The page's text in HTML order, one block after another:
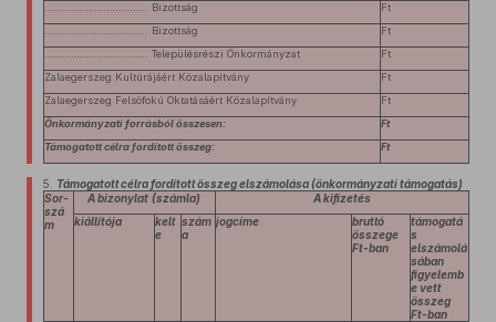
…………………………….. Bizottság
Ft
…………………………….. Bizottság
Ft
…………………………….. Településrészi Önkormányzat
Ft
Zalaegerszeg Kultúrájáért Közalapítvány
Ft
Zalaegerszeg Felsőfokú Oktatásáért Közalapítvány
Ft
Önkormányzati forrásból összesen:
Ft
Támogatott célra fordított összeg:
Ft
5.
Támogatott célra fordított összeg elszámolása (önkormányzati támogatás)
Sor-
szá
m
A bizonylat (számla)
A kifizetés
kiállítója
kelt
e
szám
a
jogcíme
bruttó
összege
Ft-ban
támogatá
s
elszámolá
sában
figyelemb
e vett
összeg
Ft-ban